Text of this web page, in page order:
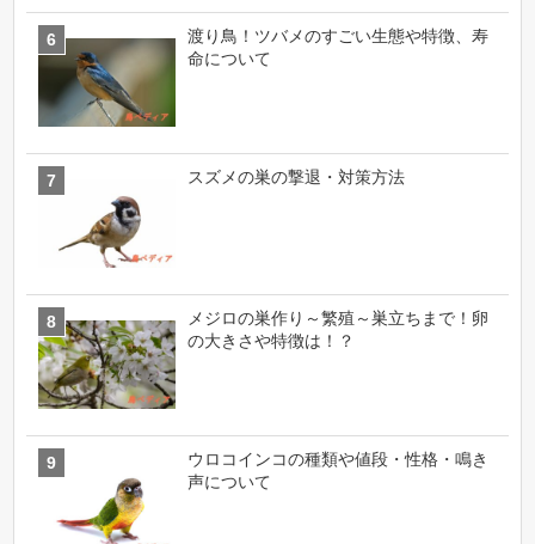
渡り鳥！ツバメのすごい生態や特徴、寿
命について
スズメの巣の撃退・対策方法
メジロの巣作り～繁殖～巣立ちまで！卵
の大きさや特徴は！？
ウロコインコの種類や値段・性格・鳴き
声について